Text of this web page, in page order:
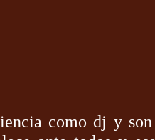
como dj y